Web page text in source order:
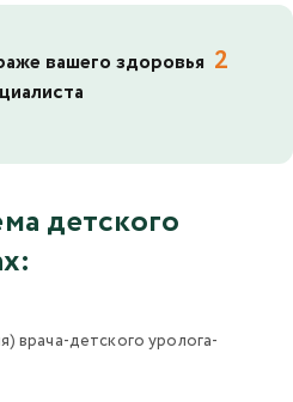
вашего здоровья 2
детского
врача-детского уролога-